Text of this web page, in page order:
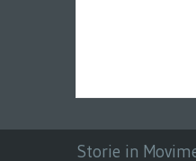
Storie in